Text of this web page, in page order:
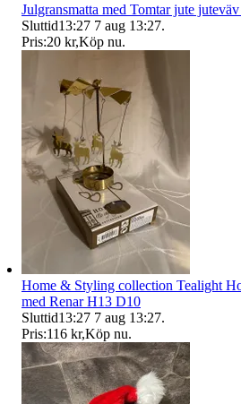
Julgransmatta med Tomtar jute
Sluttid13:27 7 aug 13:27.
Pris:20 kr,Köp nu.
Home & Styling collection Tealight
med Renar H13 D10
Sluttid13:27 7 aug 13:27.
Pris:116 kr,Köp nu.